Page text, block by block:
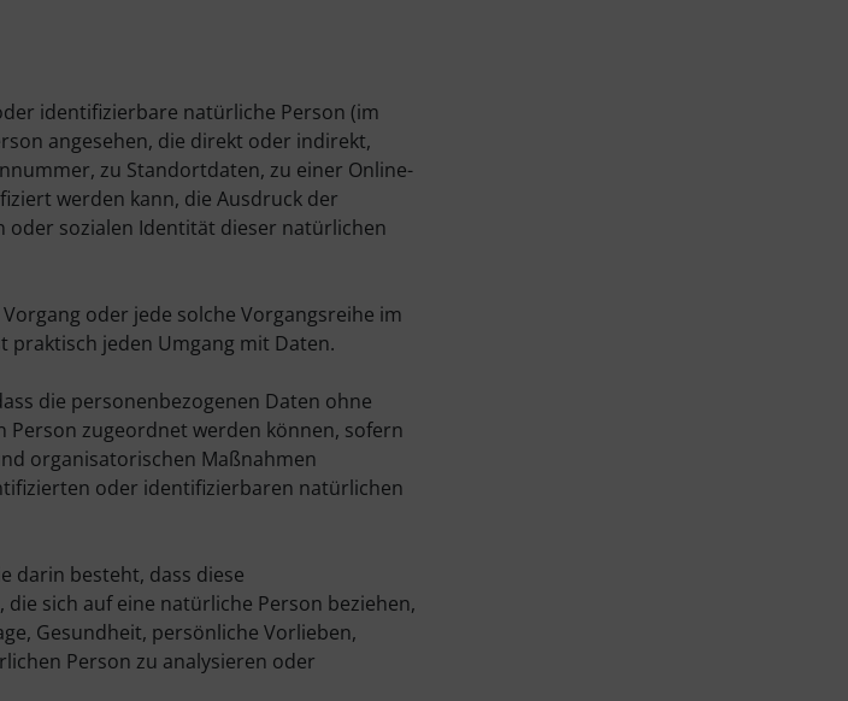
identifizierbare natürliche Person (im
angesehen, die direkt oder indirekt,
zu Standortdaten, zu einer Online-
werden kann, die Ausdruck der
oder sozialen Identität dieser natürlichen
oder jede solche Vorgangsreihe im
jeden Umgang mit Daten.
die personenbezogenen Daten ohne
zugeordnet werden können, sofern
organisatorischen Maßnahmen
oder identifizierbaren natürlichen
darin besteht, dass diese
sich auf eine natürliche Person beziehen,
Gesundheit, persönliche Vorlieben,
Person zu analysieren oder